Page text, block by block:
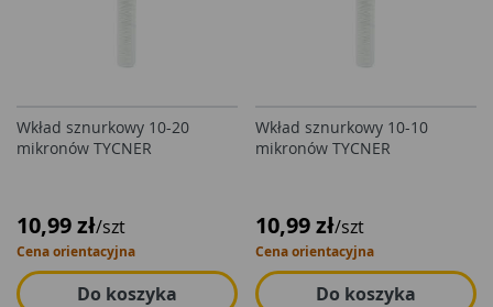
Wkład sznurkowy 10-20
mikronów TYCNER
10,99 zł/szt
Cena orientacyjna
Do koszyka
Wkład sznurkowy 10-10
mikronów TYCNER
10,99 zł/szt
Cena orientacyjna
Do koszyka